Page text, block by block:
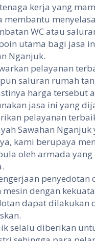
kerja yang
membantu
WC atau
utama bagi jasa
Nganjuk.
pelayanan
saluran rumah
harga tersebut
jasa ini yang
pelayanan
Sawahan
kami berupaya
oleh armada
dengan
dapat dilakukan
selalu diberikan